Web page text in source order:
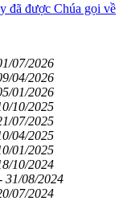
đã được Chúa gọi về
07/2026
04/2026
01/2026
10/2025
07/2025
04/2025
01/2025
10/2024
31/08/2024
07/2024